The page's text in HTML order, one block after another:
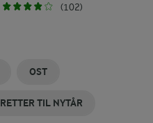
(102)
OST
TIL NYTÅR